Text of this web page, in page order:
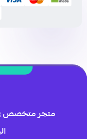
متجر متخصص